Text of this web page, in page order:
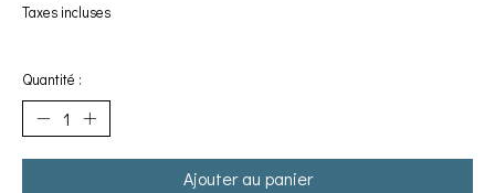
Taxes incluses
Quantité :
Ajouter au panier